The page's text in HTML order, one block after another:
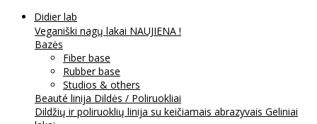
Didier lab
Veganiški nagų lakai NAUJIENA !
Bazės
Fiber base
Rubber base
Studios & others
Beauté linija Dildės / Poliruokliai
Dildžių ir poliruoklių linija su keičiamais abrazyvais Geliniai